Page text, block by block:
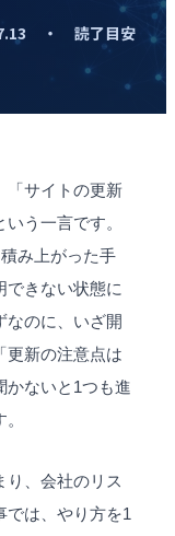
・ 読了目安
「サイトの更新
う一言です。
み上がった手
できない状態に
なのに、いざ開
更新の注意点は
かないと1つも進
り、会社のリス
では、やり方を1